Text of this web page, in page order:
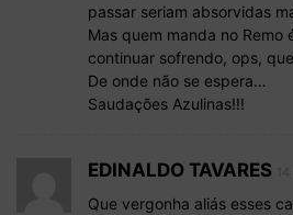
passar seriam absorvidas
Mas quem manda no Remo
continuar sofrendo, ops,
De onde não se espera…
Saudações Azulinas!!!
EDINALDO TAVARES
Que vergonha aliás esses